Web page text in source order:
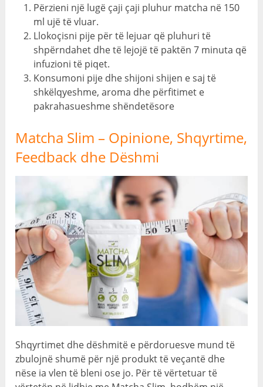
Përzieni një lugë çaji çaji pluhur matcha në 150
ml ujë të vluar.
Llokoçisni pije për të lejuar që pluhuri të
shpërndahet dhe të lejojë të paktën 7 minuta që
infuzioni të piqet.
Konsumoni pije dhe shijoni shijen e saj të
shkëlqyeshme, aroma dhe përfitimet e
pakrahasueshme shëndetësore
Matcha Slim – Opinione, Shqyrtime,
Feedback dhe Dëshmi
Shqyrtimet dhe dëshmitë e përdoruesve mund të
zbulojnë shumë për një produkt të veçantë dhe
nëse ia vlen të bleni ose jo. Për të vërtetuar të